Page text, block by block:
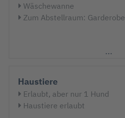
Wäschewanne
Zum Abstellraum: Garderobe
Haustiere
Erlaubt, aber nur 1 Hund
Haustiere erlaubt